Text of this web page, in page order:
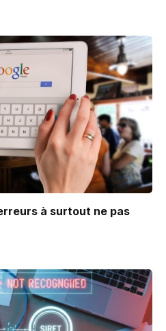
à surtout ne pas